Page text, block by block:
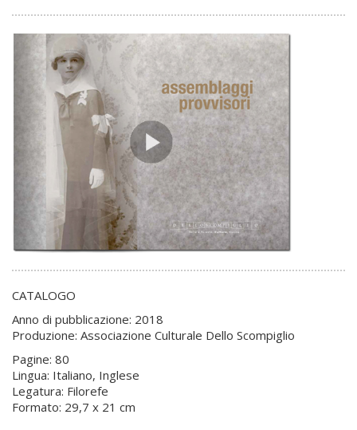
CATALOGO
Anno di pubblicazione: 2018
Produzione: Associazione Culturale Dello Scompiglio
Pagine: 80
Lingua: Italiano, Inglese
Legatura: Filorefe
Formato: 29,7 x 21 cm